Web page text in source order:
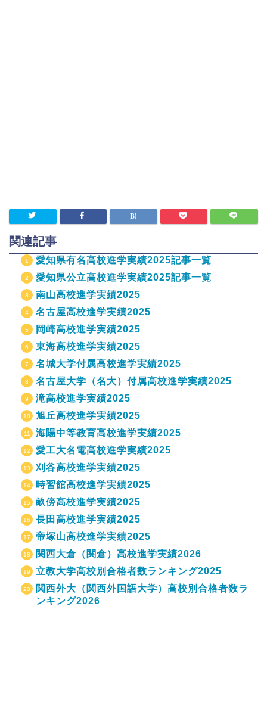
関連記事
愛知県有名高校進学実績2025記事一覧
愛知県公立高校進学実績2025記事一覧
南山高校進学実績2025
名古屋高校進学実績2025
岡崎高校進学実績2025
東海高校進学実績2025
名城大学付属高校進学実績2025
名古屋大学（名大）付属高校進学実績2025
滝高校進学実績2025
旭丘高校進学実績2025
海陽中等教育高校進学実績2025
愛工大名電高校進学実績2025
刈谷高校進学実績2025
時習館高校進学実績2025
畝傍高校進学実績2025
長田高校進学実績2025
帝塚山高校進学実績2025
関西大倉（関倉）高校進学実績2026
立教大学高校別合格者数ランキング2025
関西外大（関西外国語大学）高校別合格者数ラ
ンキング2026